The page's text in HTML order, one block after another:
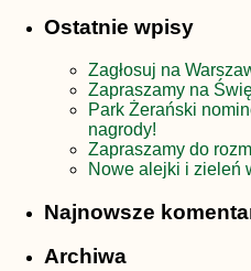
Ostatnie wpisy
Zagłosuj na
Zapraszamy na
Park Żerański
nagrody!
Zapraszamy do
Nowe alejki i zieleń
Najnowsze
Archiwa